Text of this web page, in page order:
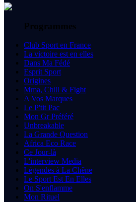
Programmes
Club Sport en France
La victoire est en elles
Dans Ma Fédé
Esprit Sport
Origines
Mma, Chill & Fight
A Vos Marques
Le P'tit Pac
Mon Gr Préféré
Unbreakable
La Grande Question
Africa Eco Race
Ce Jour-là
L'interview Media
Légendes à La Chêne
Le Sport Est En Elles
On S'enflamme
Mon Rituel